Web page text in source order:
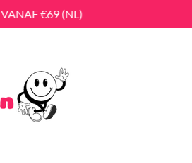
€69 (NL)